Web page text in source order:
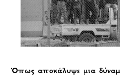
Όπως αποκάλυψε μια